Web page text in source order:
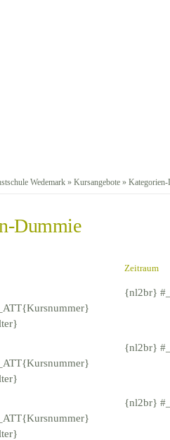
Wedemark » Kursangebote »
Dummie
Zeitraum
{nl2br}
{nl2br}
{nl2br}